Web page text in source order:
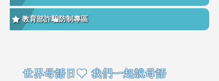
教育部詐騙防制專區
右邊區域內容
世界母語日♥ 我們一起說母語